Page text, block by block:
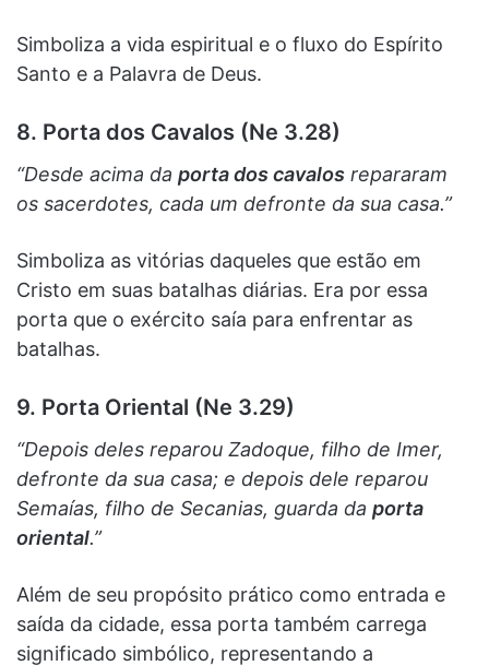
Simboliza a vida espiritual e o fluxo do Espírito
Santo e a Palavra de Deus.
8. Porta dos Cavalos (Ne 3.28)
“Desde acima da porta dos cavalos repararam
os sacerdotes, cada um defronte da sua casa.”
Simboliza as vitórias daqueles que estão em
Cristo em suas batalhas diárias. Era por essa
porta que o exército saía para enfrentar as
batalhas.
9. Porta Oriental (Ne 3.29)
“Depois deles reparou Zadoque, filho de Imer,
defronte da sua casa; e depois dele reparou
Semaías, filho de Secanias, guarda da porta
oriental.”
Além de seu propósito prático como entrada e
saída da cidade, essa porta também carrega
significado simbólico, representando a